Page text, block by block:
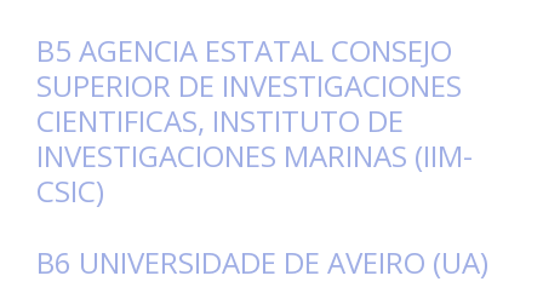
B5 AGENCIA ESTATAL CONSEJO
SUPERIOR DE INVESTIGACIONES
CIENTIFICAS, INSTITUTO DE
INVESTIGACIONES MARINAS (IIM-
CSIC)
B6 UNIVERSIDADE DE AVEIRO (UA)